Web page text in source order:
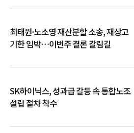
최태원·노소영 재산분할 소송, 재상고
기한 임박…이번주 결론 갈림길
SK하이닉스, 성과급 갈등 속 통합노조
설립 절차 착수